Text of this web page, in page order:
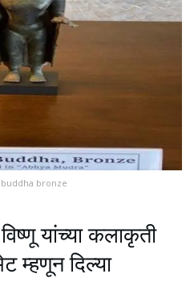
bronze
यांच्या कलाकृती
म्हणून दिल्या